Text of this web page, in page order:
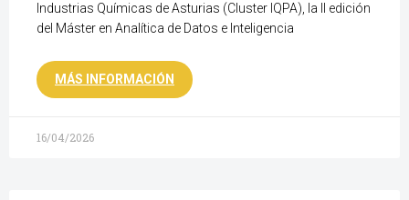
Industrias Químicas de Asturias (Cluster IQPA), la II edición
del Máster en Analítica de Datos e Inteligencia
MÁS INFORMACIÓN
16/04/2026